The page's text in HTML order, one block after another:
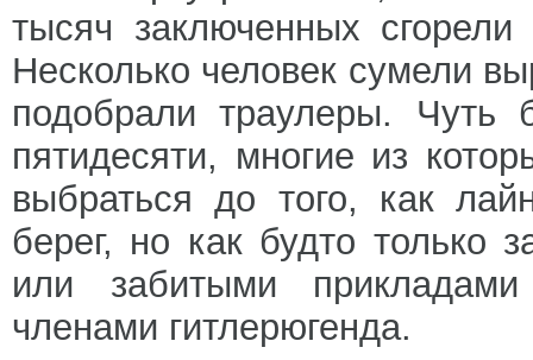
тысяч заключенных
Несколько человек сумели
подобрали траулеры. Чуть
пятидесяти, многие из
выбраться до того, как
берег, но как будто только
или забитыми
членами гитлерюгенда.